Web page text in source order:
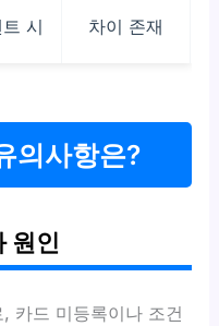
시 차이 존재
의사항은?
원인
, 카드 미등록이나 조건